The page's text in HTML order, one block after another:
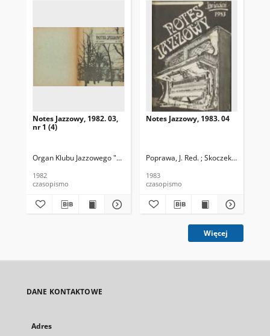
Notes Jazzowy, 1982. 03,
nr 1 (4)
Organ Klubu Jazzowego "Rotunda" Skoczek, T. Red.
1982
czasopismo
Notes Jazzowy, 1983. 04
Poprawa, J. Red. ; Skoczek T. Red.
1983
czasopismo
Więcej
DANE KONTAKTOWE
Adres